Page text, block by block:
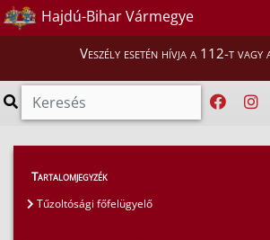
Hajdú-Bihar Vármegye
Veszély esetén hívja a 112-t
Magunkról
Polgári védelmi főfelügyelő
Tartalomjegyzék
Tűzoltósági főfelügyelő